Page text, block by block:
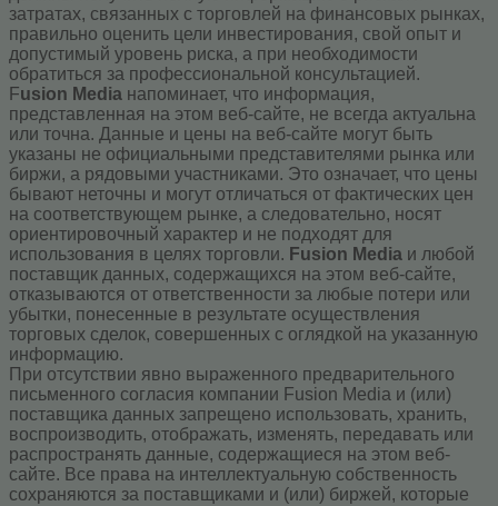
затратах, связанных с торговлей на финансовых рынках,
правильно оценить цели инвестирования, свой опыт и
допустимый уровень риска, а при необходимости
обратиться за профессиональной консультацией.
Fusion Media напоминает, что информация,
представленная на этом веб-сайте, не всегда актуальна
или точна. Данные и цены на веб-сайте могут быть
указаны не официальными представителями рынка или
биржи, а рядовыми участниками. Это означает, что цены
бывают неточны и могут отличаться от фактических цен
на соответствующем рынке, а следовательно, носят
ориентировочный характер и не подходят для
использования в целях торговли. Fusion Media и любой
поставщик данных, содержащихся на этом веб-сайте,
отказываются от ответственности за любые потери или
убытки, понесенные в результате осуществления
торговых сделок, совершенных с оглядкой на указанную
информацию.
При отсутствии явно выраженного предварительного
письменного согласия компании Fusion Media и (или)
поставщика данных запрещено использовать, хранить,
воспроизводить, отображать, изменять, передавать или
распространять данные, содержащиеся на этом веб-
сайте. Все права на интеллектуальную собственность
сохраняются за поставщиками и (или) биржей, которые